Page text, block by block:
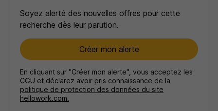
Soyez alerté des nouvelles offres pour cette
recherche dès leur parution.
Créer mon alerte
En cliquant sur "Créer mon alerte", vous acceptez les
CGU et déclarez avoir pris connaissance de la
politique de protection des données du site
hellowork.com.